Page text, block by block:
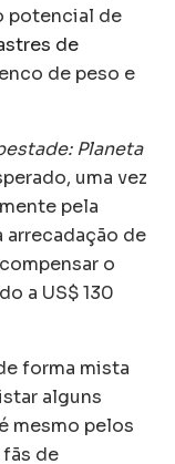
potencial de
de
de peso e
Planeta
uma vez
pela
arrecadação de
o
a US$ 130
forma mista
alguns
mesmo pelos
de